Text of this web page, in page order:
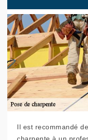
Il est recommandé